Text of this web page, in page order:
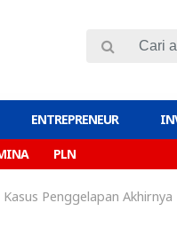
ENTREPRENEUR
PLN
Penggelapan